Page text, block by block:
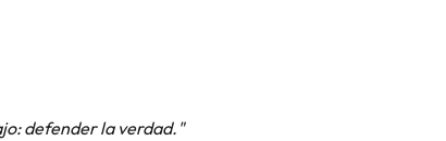
defender la verdad."